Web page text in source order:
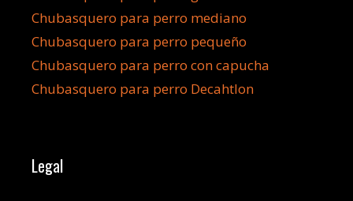
Chubasquero para perro mediano
Chubasquero para perro pequeño
Chubasquero para perro con capucha
Chubasquero para perro Decahtlon
Legal